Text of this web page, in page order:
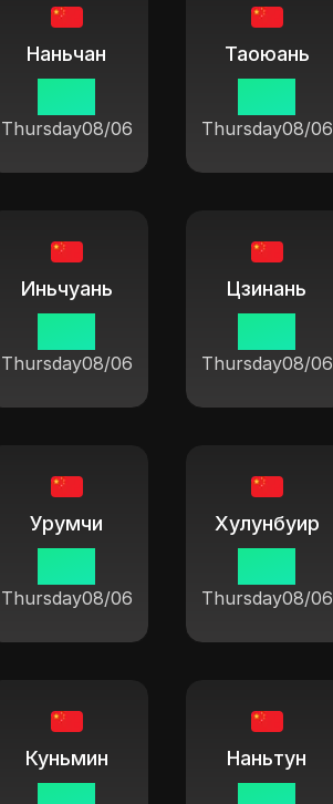
Наньчан
Thursday08/06
Таоюань
Thursday08/06
Иньчуань
Thursday08/06
Цзинань
Thursday08/06
Урумчи
Thursday08/06
Хулунбуир
Thursday08/06
Куньмин Наньтун